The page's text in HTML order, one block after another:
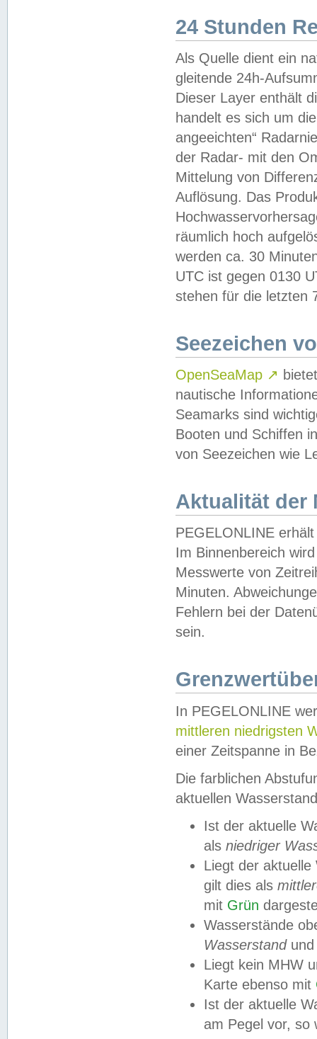
24 Stunden
Als Quelle dient ein
gleitende 24h-
Dieser Layer enthält
handelt es sich um
angeeichten“
der Radar- mit den
Mittelung von
Auflösung. Das
räumlich hoch
werden ca. 30
UTC ist gegen 0130
stehen für die letzten
Seezeichen
OpenSeaMap ↗
nautische
Seamarks sind
Booten und Schiffen
von Seezeichen wie
Aktualität der
PEGELONLINE
Im Binnenbereich
Messwerte von
Minuten.
Fehlern bei der
sein.
In PEGELONLINE
mittleren niedrigsten
einer Zeitspanne in
Die farblichen
aktuellen
Ist der aktuelle
als niedriger
Liegt der
gilt dies als
mit Grün
Wasserstände
Wasserstandund
Liegt kein MHW
Karte ebenso mit
Ist der aktuelle
am Pegel vor,